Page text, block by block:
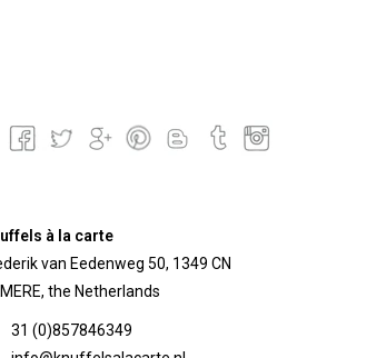
à la carte
van Eedenweg 50, 1349 CN
the Netherlands
31 (0)857846349